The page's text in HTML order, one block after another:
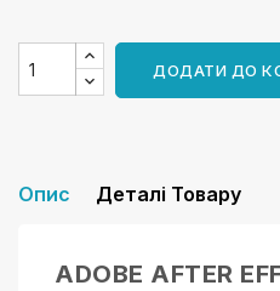
ДОДАТИ ДО
Опис Деталі Товару
ADOBE AFTER